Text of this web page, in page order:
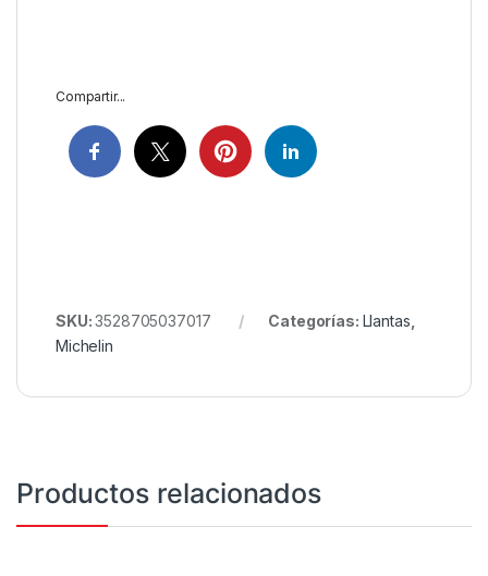
Compartir...
SKU:3528705037017 Categorías: Llantas
Michelin
Productos relacionados